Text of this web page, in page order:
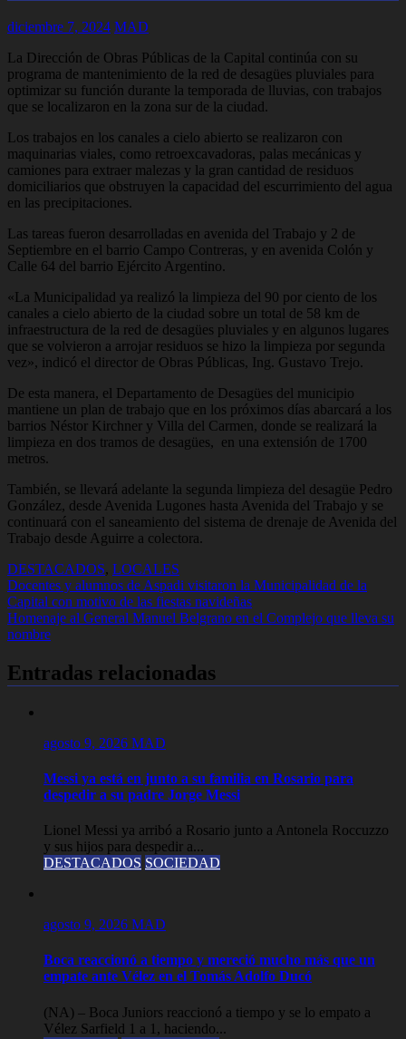
diciembre 7, 2024 MAD
La Dirección de Obras Públicas de la Capital continúa con su
programa de mantenimiento de la red de desagües pluviales para
optimizar su función durante la temporada de lluvias, con trabajos
que se localizaron en la zona sur de la ciudad.
Los trabajos en los canales a cielo abierto se realizaron con
maquinarias viales, como retroexcavadoras, palas mecánicas y
camiones para extraer malezas y la gran cantidad de residuos
domiciliarios que obstruyen la capacidad del escurrimiento del agua
en las precipitaciones.
Las tareas fueron desarrolladas en avenida del Trabajo y 2 de
Septiembre en el barrio Campo Contreras, y en avenida Colón y
Calle 64 del barrio Ejército Argentino.
«La Municipalidad ya realizó la limpieza del 90 por ciento de los
canales a cielo abierto de la ciudad sobre un total de 58 km de
infraestructura de la red de desagües pluviales y en algunos lugares
que se volvieron a arrojar residuos se hizo la limpieza por segunda
vez», indicó el director de Obras Públicas, Ing. Gustavo Trejo.
De esta manera, el Departamento de Desagües del municipio
mantiene un plan de trabajo que en los próximos días abarcará a los
barrios Néstor Kirchner y Villa del Carmen, donde se realizará la
limpieza en dos tramos de desagües, en una extensión de 1700
metros.
También, se llevará adelante la segunda limpieza del desagüe Pedro
González, desde Avenida Lugones hasta Avenida del Trabajo y se
continuará con el saneamiento del sistema de drenaje de Avenida del
Trabajo desde Aguirre a colectora.
DESTACADOS, LOCALES
Navegación
de
entradas
Docentes y alumnos de Aspadi visitaron la Municipalidad de la
Capital con motivo de las fiestas navideñas
Homenaje al General Manuel Belgrano en el Complejo que lleva su
nombre
Entradas relacionadas
agosto 9, 2026 MAD
Messi ya está en junto a su familia en Rosario para
despedir a su padre Jorge Messi
Lionel Messi ya arribó a Rosario junto a Antonela Roccuzzo
y sus hijos para despedir a...
DESTACADOS SOCIEDAD
agosto 9, 2026 MAD
Boca reaccionó a tiempo y mereció mucho más que un
empate ante Vélez en el Tomás Adolfo Ducó
(NA) – Boca Juniors reaccionó a tiempo y se lo empato a
Vélez Sarfield 1 a 1, haciendo...